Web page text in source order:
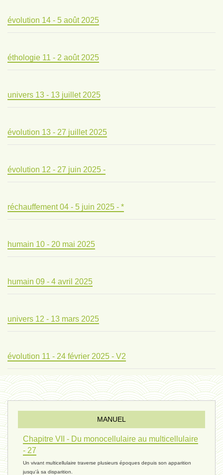
évolution 14 - 5 août 2025
éthologie 11 - 2 août 2025
univers 13 - 13 juillet 2025
évolution 13 - 27 juillet 2025
évolution 12 - 27 juin 2025 -
réchauffement 04 - 5 juin 2025 - *
humain 10 - 20 mai 2025
humain 09 - 4 avril 2025
univers 12 - 13 mars 2025
évolution 11 - 24 février 2025 - V2
évolution 10 - 4 février 2025
réconciliations 04 - 26 janvier
réchauffement 03 - 26 janvier 2025
MANUEL
Chapitre VII - Du monocellulaire au multicellulaire
- 27
Un vivant multicellulaire traverse plusieurs époques depuis son apparition
jusqu'à sa disparition.